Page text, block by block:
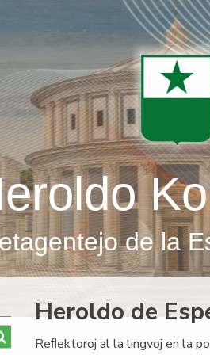
de la
Heroldo de
Reﬂektoroj al la lingvoj en la